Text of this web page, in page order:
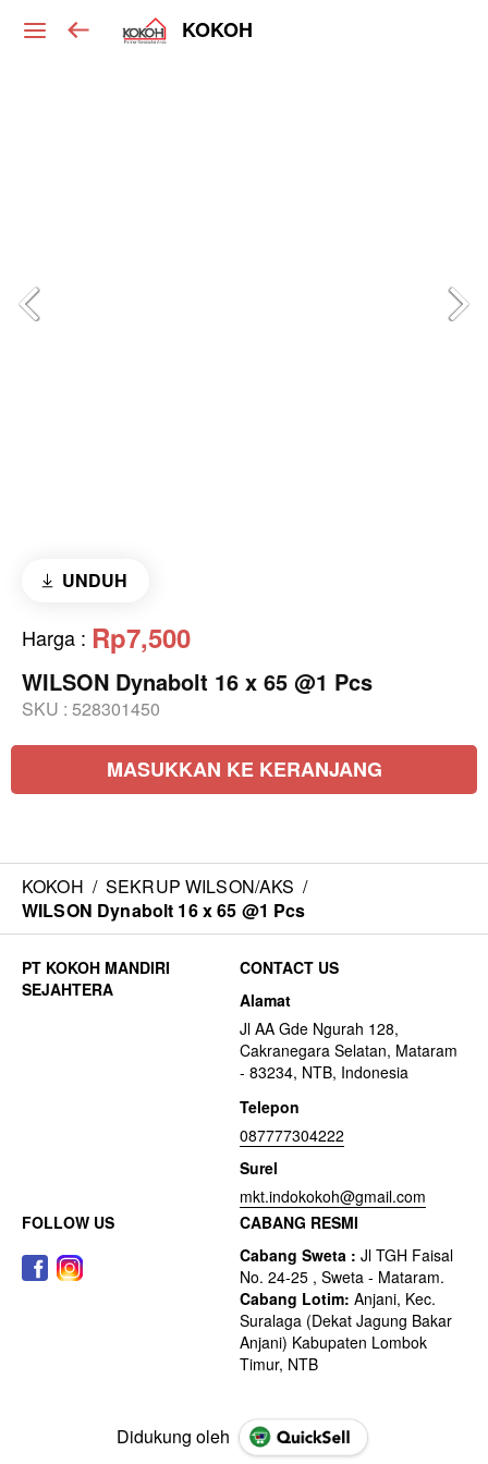
KOKOH
UNDUH
Harga : Rp7,500
WILSON Dynabolt 16 x 65 @1 Pcs
SKU : 528301450
MASUKKAN KE KERANJANG
KOKOH / SEKRUP WILSON/AKS /
WILSON Dynabolt 16 x 65 @1 Pcs
CONTACT US
Alamat
Jl AA Gde Ngurah 128,
Cakranegara Selatan, Mataram
- 83234, NTB, Indonesia
Telepon
087777304222
Surel
mkt.indokokoh@gmail.com
FOLLOW US
CABANG RESMI
Didukung oleh